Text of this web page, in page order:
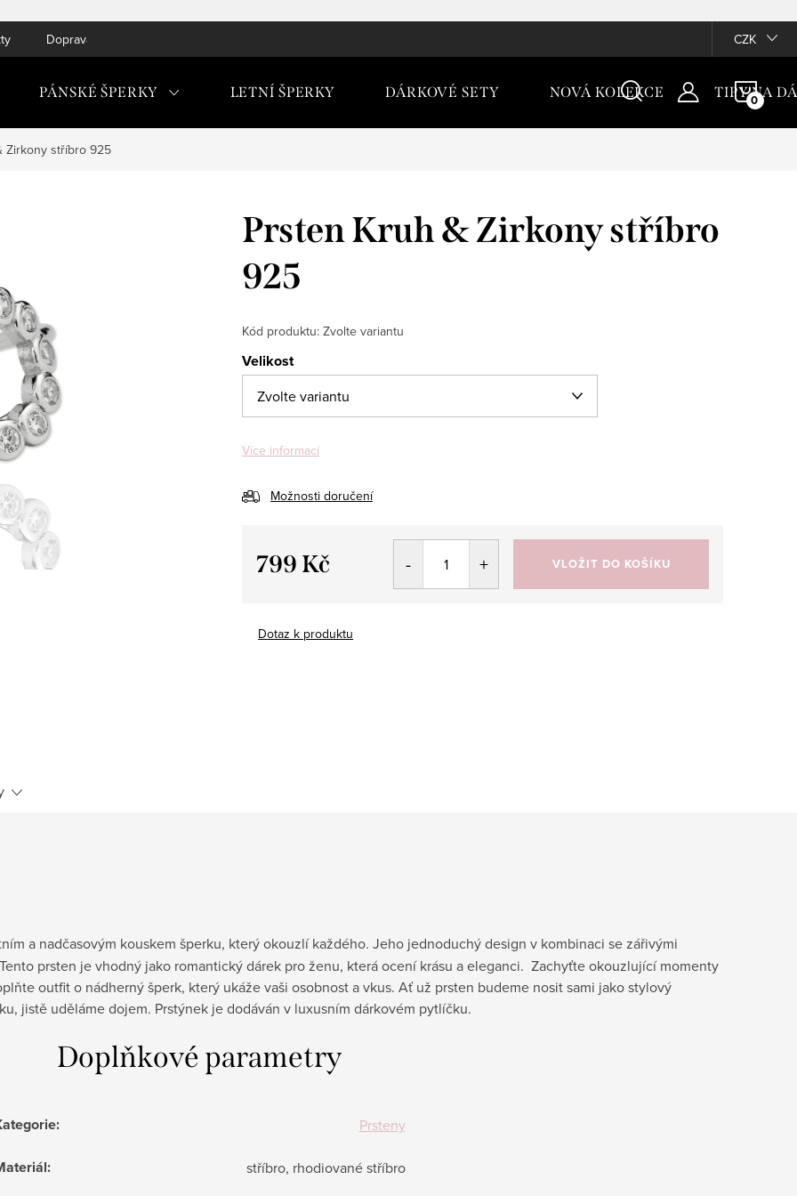
Doprava do ČR a SK CZK
PÁNSKÉ ŠPERKY LETNÍ ŠPERKY DÁRKOVÉ SETY NOVÁ KOLEKCE TIPY NA
Zirkony stříbro 925
Prsten Kruh & Zirkony stříbro
925
Kód produktu: Zvolte variantu
Velikost
Více informací
Možnosti doručení
799 Kč VLOŽIT DO KOŠÍKU
Dotaz k produktu
a nadčasovým kouskem šperku, který okouzlí každého. Jeho jednoduchý design v kombinaci se zářivými
prsten je vhodný jako romantický dárek pro ženu, která ocení krásu a eleganci. Zachyťte okouzlující momenty
outfit o nádherný šperk, který ukáže vaši osobnost a vkus. Ať už prsten budeme nosit sami jako stylový
jistě uděláme dojem. Prstýnek je dodáván v luxusním dárkovém pytlíčku.
Doplňkové parametry
: Prsteny
: stříbro, rhodiované stříbro